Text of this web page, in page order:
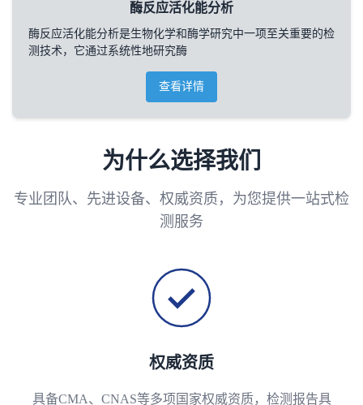
酶反应活化能分析
酶反应活化能分析是生物化学和酶学研究中一项至关重要的检
测技术，它通过系统性地研究酶
查看详情
为什么选择我们
专业团队、先进设备、权威资质，为您提供一站式检
测服务
权威资质
具备CMA、CNAS等多项国家权威资质，检测报告具